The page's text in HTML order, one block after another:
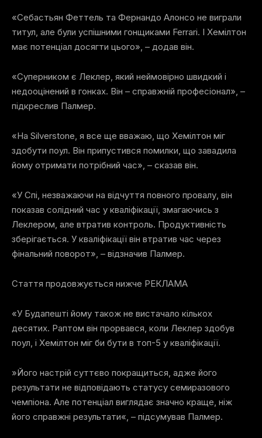
«Себастьян Феттель та Фернандо Алонсо не виграли
титул, але були успішними гонщиками Ferrari. І Хемілтон
має потенціал досягти цього», – додав він.
«Суперником є Леклер, який неймовірно швидкий і
недооцінений в гонках. Він – справжній професіонал», –
підкреслив Палмер.
«На Silverstone, я все ще вважаю, що Хемілтон міг
здобути поул. Він припустився помилки, що завадила
йому отримати потрібний час», – сказав він.
«У Спі, незважаючи на відчуття повного провалу, він
показав солідний час у кваліфікації, змагаючись з
Леклером, але втратив контроль. Продуктивність
зберігається. У кваліфікації він втратив час через
фінальний поворот», – відзначив Палмер.
Стаття продовжується нижче РЕКЛАМА
«У Будапешті йому також не вистачало кількох
десятих. Раптом він прорвався, коли Леклер здобув
поул, і Хемілтон міг би бути в топ-5 у кваліфікації.
»Його настрій суттєво покращиться, адже його
результати не відповідають статусу семиразового
чемпіона. Але потенціал виглядає значно краще, ніж
його справжні результати«, – підсумував Палмер.